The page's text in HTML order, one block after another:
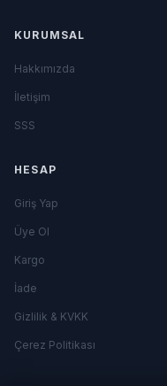
KURUMSAL
Hakkımızda
İletişim
SSS
HESAP
Giriş Yap
Üye Ol
Kargo
İade
Gizlilik & KVKK
Çerez Politikası